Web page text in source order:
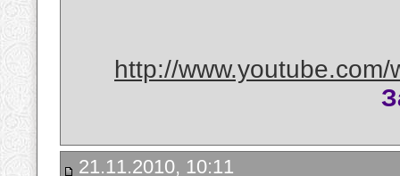
http://
21.11.2010, 10:11